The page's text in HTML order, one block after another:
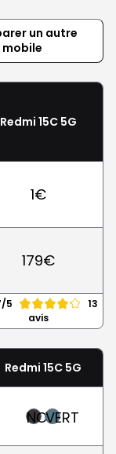
un autre
mobile
Redmi 15C 5G
1€
179€
5
13
avis
Redmi 15C 5G
NOIRVERT